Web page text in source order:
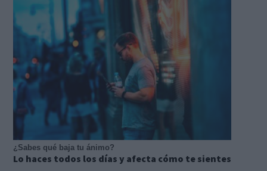
¿Sabes qué baja tu ánimo?
Lo haces todos los días y afecta cómo te sientes